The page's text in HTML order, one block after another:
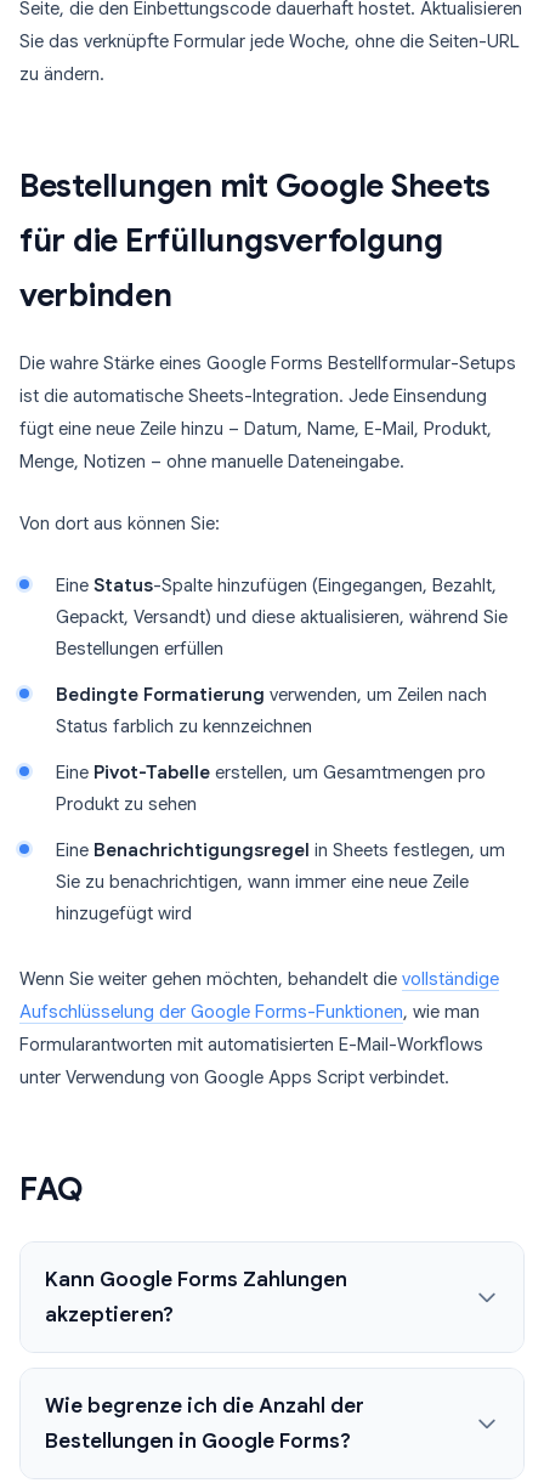
Seite, die den Einbettungscode dauerhaft hostet. Aktualisieren
Sie das verknüpfte Formular jede Woche, ohne die Seiten-URL
zu ändern.
Bestellungen mit Google Sheets
für die Erfüllungsverfolgung
verbinden
Die wahre Stärke eines Google Forms Bestellformular-Setups
ist die automatische Sheets-Integration. Jede Einsendung
fügt eine neue Zeile hinzu – Datum, Name, E-Mail, Produkt,
Menge, Notizen – ohne manuelle Dateneingabe.
Von dort aus können Sie:
Eine Status-Spalte hinzufügen (Eingegangen, Bezahlt,
Gepackt, Versandt) und diese aktualisieren, während Sie
Bestellungen erfüllen
Bedingte Formatierung verwenden, um Zeilen nach
Status farblich zu kennzeichnen
Eine Pivot-Tabelle erstellen, um Gesamtmengen pro
Produkt zu sehen
Eine Benachrichtigungsregel in Sheets festlegen, um
Sie zu benachrichtigen, wann immer eine neue Zeile
hinzugefügt wird
Wenn Sie weiter gehen möchten, behandelt die vollständige
Aufschlüsselung der Google Forms-Funktionen, wie man
Formularantworten mit automatisierten E-Mail-Workflows
unter Verwendung von Google Apps Script verbindet.
FAQ
Kann Google Forms Zahlungen
akzeptieren?
Wie begrenze ich die Anzahl der
Bestellungen in Google Forms?